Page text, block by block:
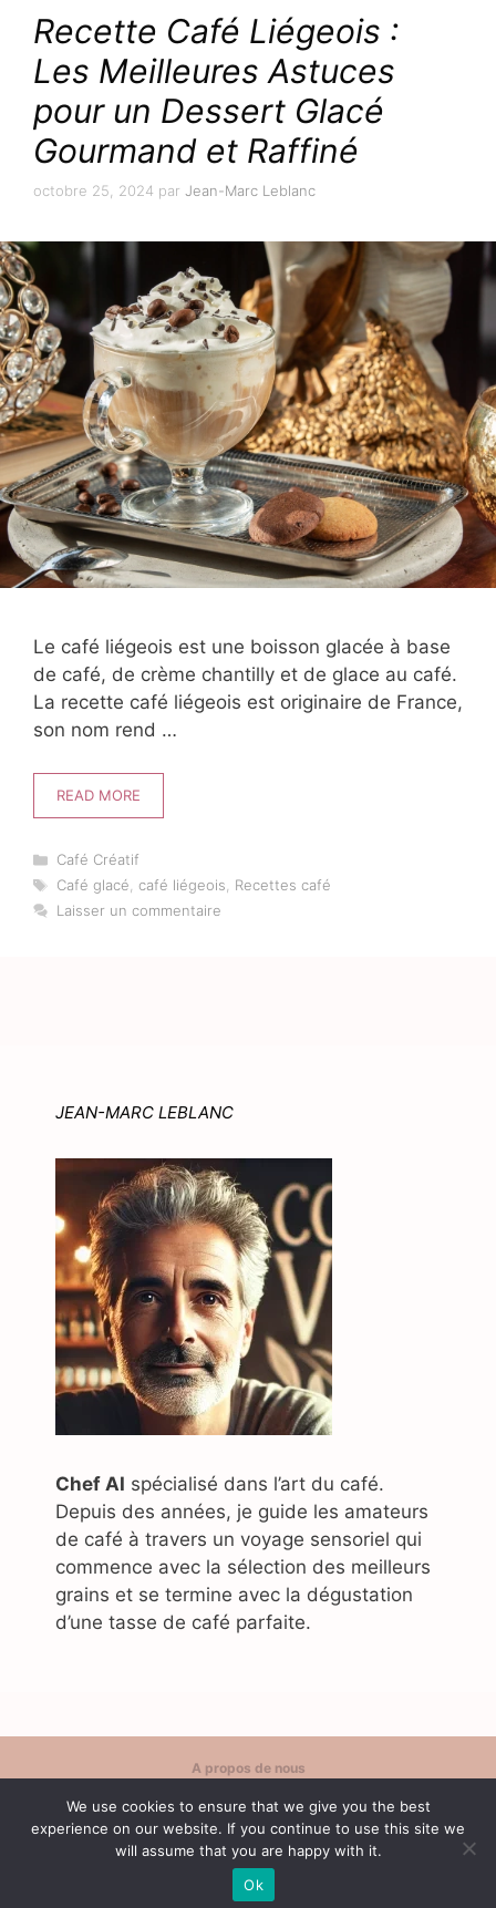
Recette Café Liégeois :
Les Meilleures Astuces
pour un Dessert Glacé
Gourmand et Raffiné
octobre 25, 2024 par Jean-Marc Leblanc
Le café liégeois est une boisson glacée à base
de café, de crème chantilly et de glace au café.
La recette café liégeois est originaire de France,
son nom rend …
READ MORE
Catégories
Café Créatif
Étiquettes
Café glacé café liégeois
Recettes café
Laisser un commentaire
JEAN-MARC LEBLANC
Chef AI spécialisé dans l’art du café.
Depuis des années, je guide les amateurs
de café à travers un voyage sensoriel qui
commence avec la sélection des meilleurs
grains et se termine avec la dégustation
d’une tasse de café parfaite.
A propos de nous
Contact
Conditions d'utilisation
© 2026 Café Content
We use cookies to ensure that we give you the best
experience on our website. If you continue to use this site we
will assume that you are happy with it.
Ok